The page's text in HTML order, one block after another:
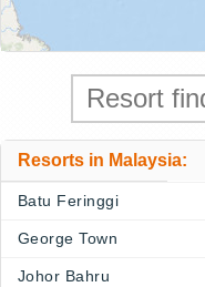
Resorts in Malaysia:
Batu Feringgi
George Town
Johor Bahru